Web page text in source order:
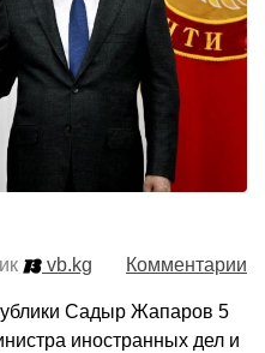
vb.kg Комментарии
Садыр Жапаров 5
иностранных дел и